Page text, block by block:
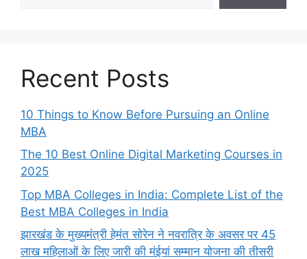
Recent Posts
10 Things to Know Before Pursuing an Online
MBA
The 10 Best Online Digital Marketing Courses in
2025
Top MBA Colleges in India: Complete List of the
Best MBA Colleges in India
झारखंड के मुख्यमंत्री हेमंत सोरेन ने नवरात्रि के अवसर पर 45
लाख महिलाओं के लिए जारी की मंईयां सम्मान योजना की तीसरी